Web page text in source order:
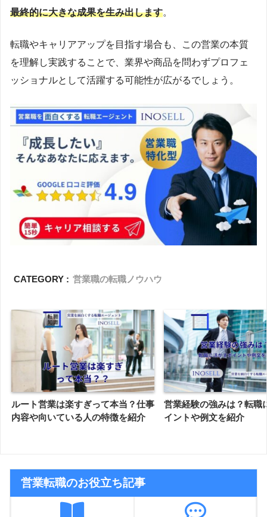
最終的に大きな成果を生み出します。
転職やキャリアアップを目指す場合も、この営業の本質
を理解し実践することで、業界や商品を問わずプロフェ
ッショナルとして活躍する可能性が広がるでしょう。
CATEGORY : 営業職の転職ノウハウ
ルート営業は楽すぎって本当？仕事
内容や向いている人の特徴を紹介
営業経験の強みは？転職
イントや例文を紹介
営業転職のお役立ち記事